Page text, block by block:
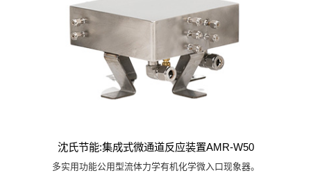
沈氏节能:集成式微通道反应装置AMR-W50
多实用功能公用型流体力学有机化学微入口现象器。